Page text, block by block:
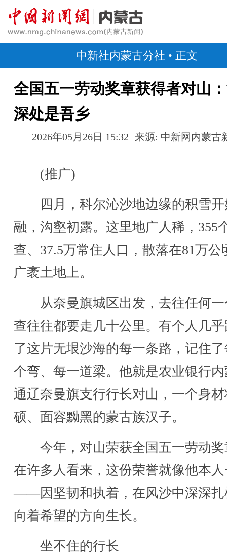
中新社内蒙古分社 • 正文
全国五一劳动奖章获得者对山
深处是吾乡
2026年05月26日 15:32 来源: 中新网内蒙古
(推广)
四月，科尔沁沙地边缘的积雪开
融，沟壑初露。这里地广人稀，355
查、37.5万常住人口，散落在81万公
广袤土地上。
从奈曼旗城区出发，去往任何一
查往往都要走几十公里。有个人几
了这片无垠沙海的每一条路，记住
个弯、每一道梁。他就是农业银行
通辽奈曼旗支行行长对山，一个身
硕、面容黝黑的蒙古族汉子。
今年，对山荣获全国五一劳动奖
在许多人看来，这份荣誉就像他本
——因坚韧和执着，在风沙中深深扎
向着希望的方向生长。
坐不住的行长